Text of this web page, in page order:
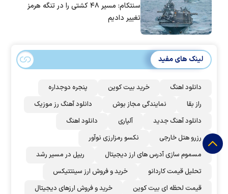
سنتکام: مسیر ۴۸ کشتی را در تنگه هرمز
تغییر دادیم
لینک های مفید
دانلود اهنگ خرید بیت کوین
پنجره دوجداره
راز بقا
نمایندگی مجاز بوش
دانلود آهنگ رز‌ موزیک
دانلود آهنگ جدید
آلپاری
دانلود اهنگ
رزرو هتل خارجی
نکسو رمزارزی نوآور
مسموم سازی آدرس های ارز دیجیتال
ریپل در مسیر رشد
تحلیل قیمت کاردانو
خرید و فروش ارز سینتتیکس
قیمت لحظه ای بیت کوین
خرید و فروش ارزهای دیجیتال